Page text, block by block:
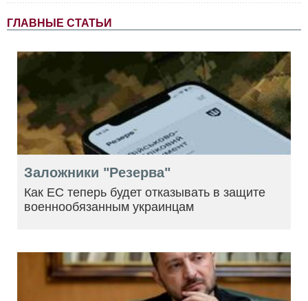
ГЛАВНЫЕ СТАТЬИ
Заложники "Резерва"
Как ЕС теперь будет отказывать в защите
военнообязанным украинцам